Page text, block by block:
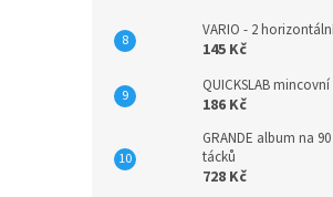
VARIO - 2
145 Kč
QUICKSLAB
186 Kč
GRANDE album na
tácků
728 Kč